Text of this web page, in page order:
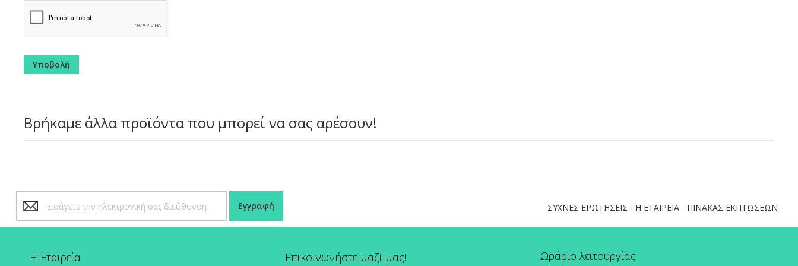
Υποβολή
Βρήκαμε άλλα προϊόντα που μπορεί να σας αρέσουν!
στο
Ενημερωτικό
Εγγραφή ΣΥΧΝΕΣ ΕΡΩΤΗΣΕΙΣ Η ΕΤΑΙΡΕΙΑ ΠΙΝΑΚΑΣ ΕΚΠΤΩΣΕΩΝ
Η Εταιρεία Επικοινωνήστε μαζί μας! Ωράριο λειτουργίας